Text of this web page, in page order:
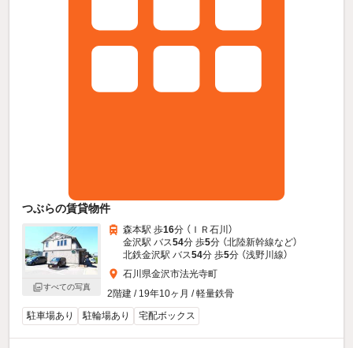
つぶらの賃貸物件
すべての写真
森本駅 歩16分 （ＩＲ石川）
金沢駅 バス54分 歩5分 （北陸新幹線など）
北鉄金沢駅 バス54分 歩5分 （浅野川線）
石川県金沢市法光寺町
2階建 / 19年10ヶ月 / 軽量鉄骨
駐車場あり
駐輪場あり 宅配ボックス